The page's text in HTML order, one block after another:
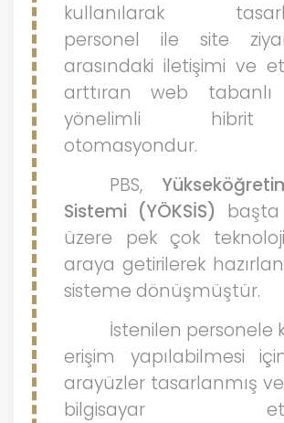
kullanılarak
personel ile site
arasındaki iletişimi ve
arttıran web tabanlı
yönelimli
otomasyondur.
PBS,
Sistemi (YÖKSİS)
üzere pek çok
araya getirilerek
sisteme dönüşmüştür.
İstenilen personele
erişim yapılabilmesi
arayüzler tasarlanmış
bilgisayar